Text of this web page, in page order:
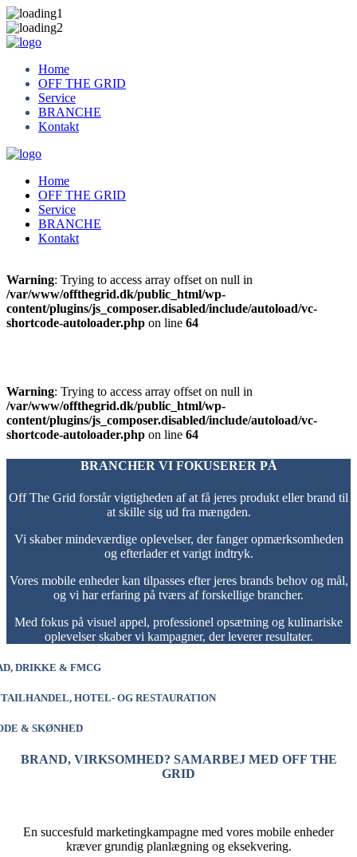
Home
OFF THE GRID
Service
BRANCHE
Kontakt
Home
OFF THE GRID
Service
BRANCHE
Kontakt
Warning: Trying to access array offset on null in
/var/www/offthegrid.dk/public_html/wp-
content/plugins/js_composer.disabled/include/autoload/vc-
shortcode-autoloader.php on line 64
Warning: Trying to access array offset on null in
/var/www/offthegrid.dk/public_html/wp-
content/plugins/js_composer.disabled/include/autoload/vc-
shortcode-autoloader.php on line 64
BRANCHER VI FOKUSERER PÅ
Off The Grid forstår vigtigheden af at få jeres produkt eller brand til
at skille sig ud fra mængden.
Vi skaber mindeværdige oplevelser, der fanger opmærksomheden
og efterlader et varigt indtryk.
Vores mobile enheder kan tilpasses efter jeres brands behov og mål,
og vi har erfaring på tværs af forskellige brancher.
Med fokus på visuel appel, professionel opsætning og kulinariske
oplevelser skaber vi kampagner, der leverer resultater.
DRIKKE & FMCG
HOTEL- OG RESTAURATION
& SKØNHED
BRAND, VIRKSOMHED? SAMARBEJ MED OFF THE
GRID
En succesfuld marketingkampagne med vores mobile enheder
kræver grundig planlægning og eksekvering.